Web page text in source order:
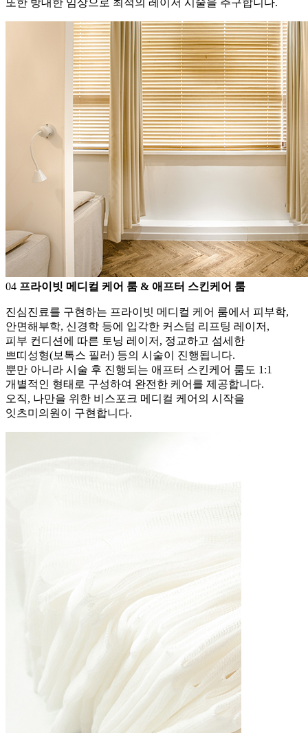
04 프라이빗 메디컬 케어 룸 & 애프터 스킨케어 룸
진심진료를 구현하는 프라이빗 메디컬 케어 룸에서 피부학,
안면해부학, 신경학 등에 입각한 커스텀 리프팅 레이저,
피부 컨디션에 따른 토닝 레이저, 정교하고 섬세한
쁘띠성형(보톡스 필러) 등의 시술이 진행됩니다.
뿐만 아니라 시술 후 진행되는 애프터 스킨케어 룸도 1:1
개별적인 형태로 구성하여 완전한 케어를 제공합니다.
오직, 나만을 위한 비스포크 메디컬 케어의 시작을
잇츠미의원이 구현합니다.